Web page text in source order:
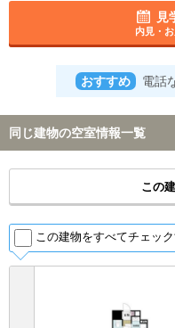
見
内見・
おすすめ 電話
同じ建物の空室情報一覧
この
この建物をすべてチェック